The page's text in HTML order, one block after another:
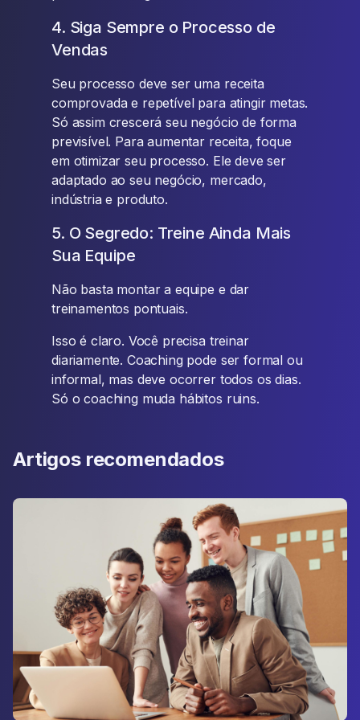
4. Siga Sempre o Processo de
Vendas
Seu processo deve ser uma receita
comprovada e repetível para atingir metas.
Só assim crescerá seu negócio de forma
previsível. Para aumentar receita, foque
em otimizar seu processo. Ele deve ser
adaptado ao seu negócio, mercado,
indústria e produto.
5. O Segredo: Treine Ainda Mais
Sua Equipe
Não basta montar a equipe e dar
treinamentos pontuais.
Isso é claro. Você precisa treinar
diariamente. Coaching pode ser formal ou
informal, mas deve ocorrer todos os dias.
Só o coaching muda hábitos ruins.
Artigos recomendados